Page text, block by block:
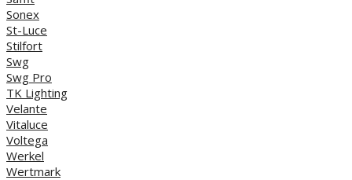
Sonex
St-Luce
Stilfort
Swg
Swg Pro
TK Lighting
Velante
Vitaluce
Voltega
Werkel
Wertmark